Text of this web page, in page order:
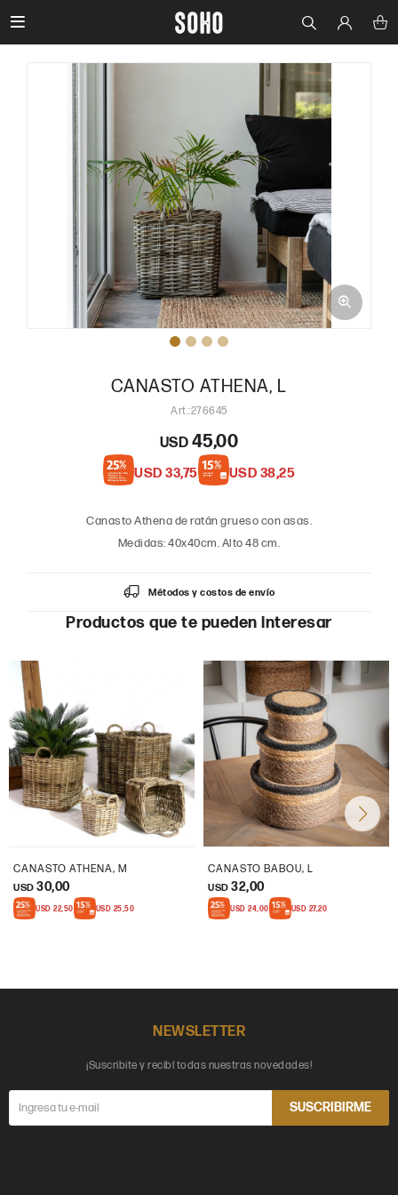

CANASTO ATHENA, L
276645
USD 45,00
USD 33,75 USD 38,25
Canasto Athena de ratán grueso con asas.
Medidas: 40x40cm. Alto 48 cm.
Métodos y costos de envío
Productos que te pueden interesar
CANASTO ATHENA, M
USD 30,00
USD 22,50 USD 25,50
CANASTO BABOU, L
USD 32,00
USD 24,00 USD 27,20
NEWSLETTER
¡Suscribite y recibí todas nuestras novedades!
SUSCRIBIRME